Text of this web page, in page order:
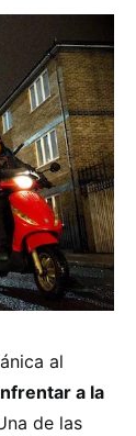
al
a la
de las